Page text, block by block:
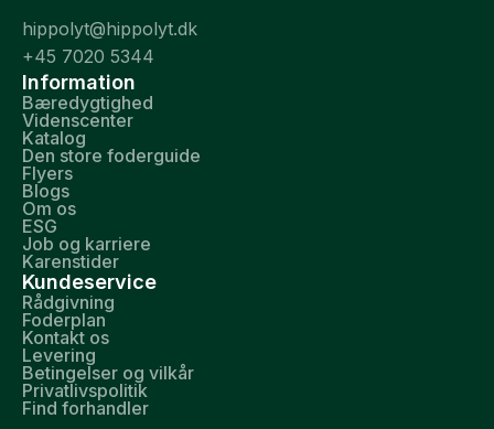
hippolyt@hippolyt.dk
+45 7020 5344
Information
Bæredygtighed
Videnscenter
Katalog
Den store foderguide
Flyers
Blogs
Om os
ESG
Job og karriere
Karenstider
Kundeservice
Rådgivning
Foderplan
Kontakt os
Levering
Betingelser og vilkår
Privatlivspolitik
Find forhandler